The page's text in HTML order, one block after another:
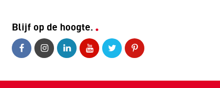
Blijf op de hoogte.